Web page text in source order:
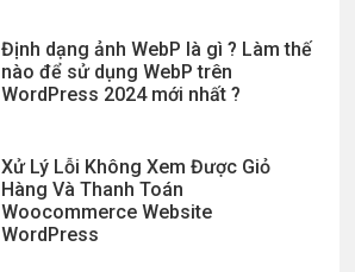
Định dạng ảnh WebP là gì ? Làm thế
nào để sử dụng WebP trên
WordPress 2024 mới nhất ?
Xử Lý Lỗi Không Xem Được Giỏ
Hàng Và Thanh Toán
Woocommerce Website
WordPress